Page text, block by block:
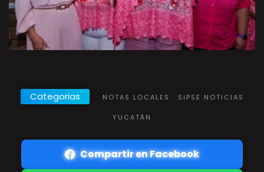
Categorias NOTAS LOCALES SIPSE NOTICIAS
YUCATÁN
Compartir en Facebook